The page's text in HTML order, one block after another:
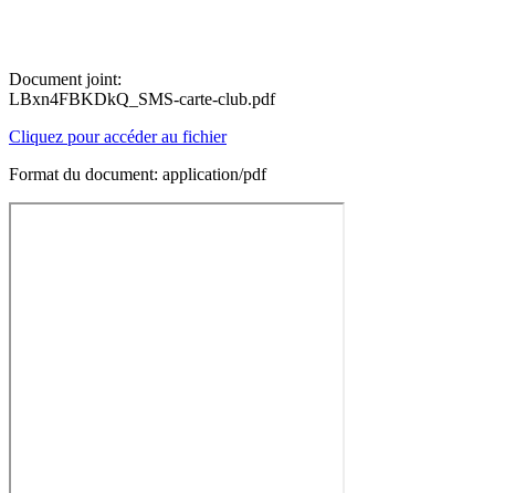
Document joint:
LBxn4FBKDkQ_SMS-carte-club.pdf
Cliquez pour accéder au fichier
Format du document: application/pdf